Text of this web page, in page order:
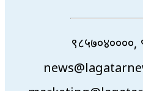
९८५७०४००००,